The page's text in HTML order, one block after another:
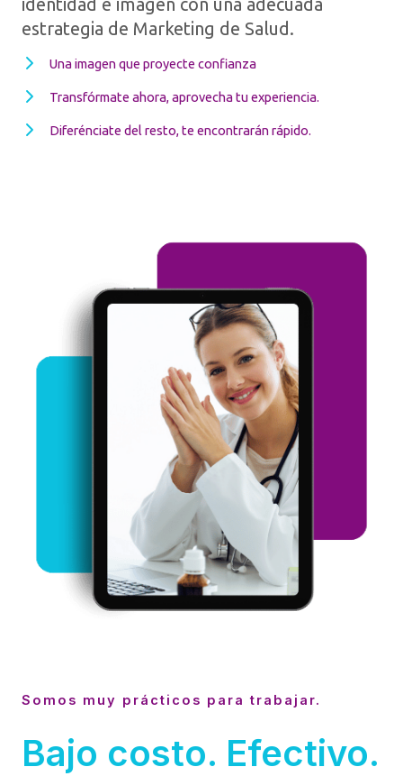
estrategia de Marketing de Salud.
Una imagen que proyecte confianza​
Transfórmate ahora, aprovecha tu experiencia.​
Diferénciate del resto, te encontrarán rápido.
Somos muy prácticos para trabajar.
Bajo costo. Efectivo.